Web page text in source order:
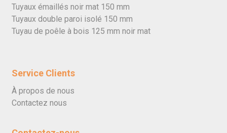
Tuyaux émaillés noir mat 150 mm
Tuyaux double paroi isolé 150 mm
Tuyau de poêle à bois 125 mm noir mat
Service Clients
À propos de nous
Contactez nous